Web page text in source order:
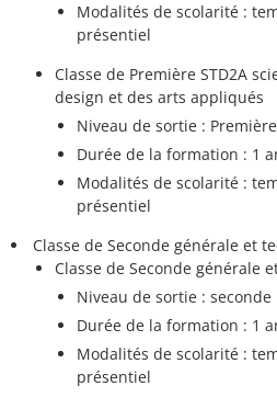
Modalités de scolarité :
présentiel
Classe de Première STD2A
design et des arts appliqués
Niveau de sortie : Première
Durée de la formation : 1
Modalités de scolarité :
présentiel
Classe de Seconde générale et
Classe de Seconde générale
Niveau de sortie : seconde
Durée de la formation : 1
Modalités de scolarité :
présentiel